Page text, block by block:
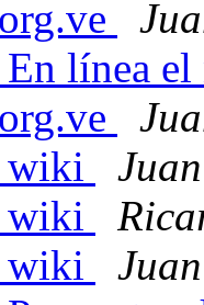
línea el
wiki
wiki
wiki